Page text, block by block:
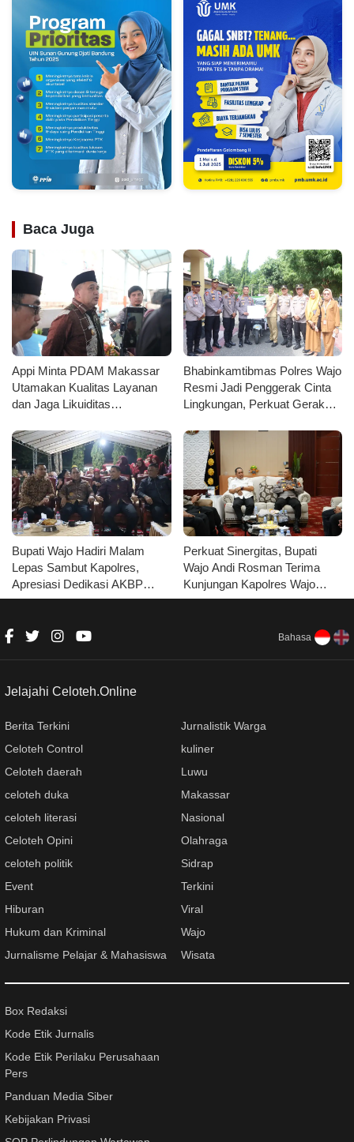
Baca Juga
Appi Minta PDAM Makassar
Utamakan Kualitas Layanan
dan Jaga Likuiditas
Bhabinkamtibmas Polres Wajo
Resmi Jadi Penggerak Cinta
Lingkungan, Perkuat Gerakan
Bupati Wajo Hadiri Malam
Lepas Sambut Kapolres,
Apresiasi Dedikasi AKBP
Muhammad Rosid Ridho
Perkuat Sinergitas, Bupati
Wajo Andi Rosman Terima
Kunjungan Kapolres Wajo
AKBP Douglas Mahendrajaya
Bahasa
Jelajahi Celoteh.Online
Berita Terkini
Celoteh Control
Celoteh daerah
celoteh duka
celoteh literasi
Celoteh Opini
celoteh politik
Event
Hiburan
Hukum dan Kriminal
Jurnalisme Pelajar & Mahasiswa
Jurnalistik Warga
kuliner
Luwu
Makassar
Nasional
Olahraga
Sidrap
Terkini
Viral
Wajo
Wisata
Box Redaksi
Kode Etik Jurnalis
Kode Etik Perilaku Perusahaan
Pers
Panduan Media Siber
Kebijakan Privasi